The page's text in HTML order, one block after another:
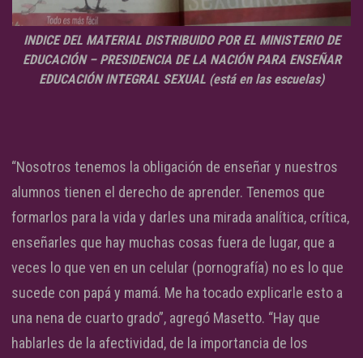
INDICE DEL MATERIAL DISTRIBUIDO POR EL MINISTERIO DE
EDUCACIÓN – PRESIDENCIA DE LA NACIÓN PARA ENSEÑAR
EDUCACIÓN INTEGRAL SEXUAL (está en las escuelas)
“Nosotros tenemos la obligación de enseñar y nuestros
alumnos tienen el derecho de aprender. Tenemos que
formarlos para la vida y darles una mirada analítica, crítica,
enseñarles que hay muchas cosas fuera de lugar, que a
veces lo que ven en un celular (pornografía) no es lo que
sucede con papá y mamá. Me ha tocado explicarle esto a
una nena de cuarto grado”, agregó Masetto. “Hay que
hablarles de la afectividad, de la importancia de los